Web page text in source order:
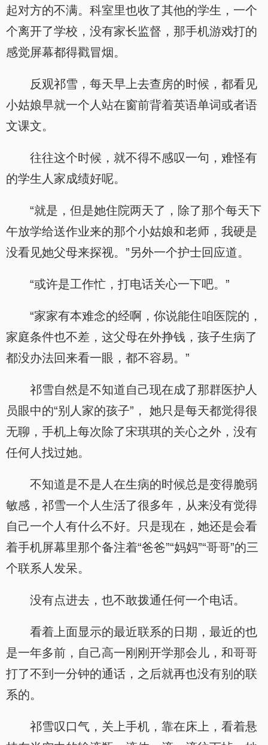
起对方的不满。科室里也收了其他的学生，一个
个离开了学校，没有家长监督，那手机游戏打的
感觉屏幕都得戳冒烟。
反观祁雪，每天早上去查房的时候，都看见
小姑娘早就一个人站在窗前背着英语单词或者语
文课文。
往往这个时候，就不得不感叹一句，难怪有
的学生人家成绩好呢。
“就是，但是她住院两天了，除了那个每天下
午放学给送作业来的那个小姑娘和老师，我硬是
没看见她父母来探视。”另外一个护士回应道。
“或许是工作忙，打电话关心一下吧。”
“家家有本难念的经啊，你说能住咱医院的，
家庭条件也不差，这父母在外挣钱，孩子生病了
都没办法回来看一眼，都不容易。”
祁雪自然是不知道自己现在成了那群医护人
员眼中的“别人家的孩子”， 她只是每天都觉得很
无聊，手机上每次除了宋琪琪的关心之外，没有
任何人找过她。
不知道是不是人在生病的时候总是变得脆弱
敏感，祁雪一个人生活了很多年，从来没有觉得
自己一个人有什么不好。只是现在，她还是会看
着手机屏幕里那个备注着“爸爸”“妈妈”“哥哥”的三
个联系人发呆。
没有点进去，也不敢拨通任何一个电话。
看着上面显示的最近联系的日期，最近的也
是一年多前，自己高一刚刚开学那会儿，和哥哥
打了不到一分钟的通话，之后就再也没有别的联
系的。
祁雪叹口气，关上手机，靠在床上，看着悬